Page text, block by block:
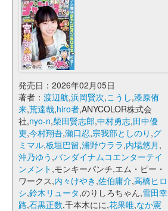
発売日：2026年02月05日
著者： 渡辺航,浜岡賢次,こうし,漆原侑
来,荒達哉,hiro者,ANYCOLOR株式会
社,nyo-n,柴田賢志郎,中村勇志,田中優
吏,今村翔吾,瀬口忍,宗我部としのり ,グ
ミマル,板垣巴留,浦野ウララ,内場悠月 ,
沖乃ゆう ,バンダイナムコエンターテイ
ンメント ,モンキーパンチ,エム・ピー・
ワークス,内々けやき ,佐伯庸介,高橋ヒロ
シ,鈴木リュータ,のりしろちゃん,雪田幸
路,石黒正数,千本木にに,花果唯,なか憲